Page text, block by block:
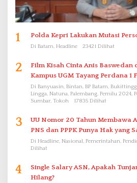
1 Polda Kepri Lakukan Mutasi
Di Batam, Headline 23421 Dilihat
2
Film Kisah Cinta Anis Baswedan
Kampus UGM Tayang Perdana 1
Di Banyuasin, Bintan, BP Batam,
Lingga, Natuna, Palembang, Pemilu 2024,
Sumbar, Tokoh
17835 Dilihat
3
UU Nomor 20 Tahun Membawa
PNS dan PPPK Punya Hak yang
Di Headline, Nasional, Pemerintahan,
Dilihat
4
Single Salary ASN, Apakah
Hilang?